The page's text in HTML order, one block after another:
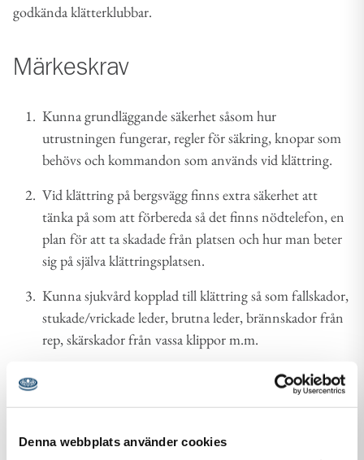
Denna webbplats använder cookies
godkända klätterklubbar.
Märkeskrav
Kunna grundläggande säkerhet såsom hur
utrustningen fungerar, regler för säkring, knopar som
behövs och kommandon som används vid klättring.
Vid klättring på bergsvägg finns extra säkerhet att
tänka på som att förbereda så det finns nödtelefon, en
plan för att ta skadade från platsen och hur man beter
sig på själva klättringsplatsen.
Kunna sjukvård kopplad till klättring så som fallskador,
stukade/vrickade leder, brutna leder, brännskador från
rep, skärskador från vassa klippor m.m.
Ha utfört en klättring med topprep upp för en
bergsvägg eller klättervägg och sen ha repellerat ner.